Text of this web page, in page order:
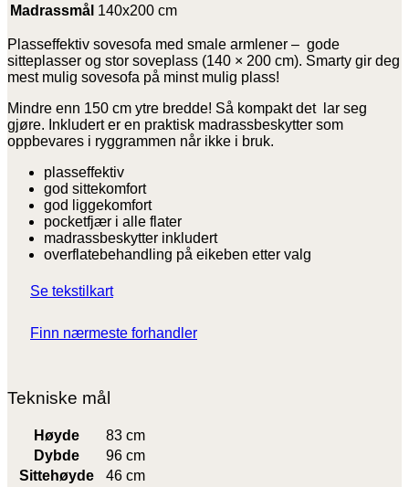
Madrassmål 140x200 cm
Plasseffektiv sovesofa med smale armlener – gode
sitteplasser og stor soveplass (140 × 200 cm). Smarty gir deg
mest mulig sovesofa på minst mulig plass!
Mindre enn 150 cm ytre bredde! Så kompakt det lar seg
gjøre. Inkludert er en praktisk madrassbeskytter som
oppbevares i ryggrammen når ikke i bruk.
plasseffektiv
god sittekomfort
god liggekomfort
pocketfjær i alle flater
madrassbeskytter inkludert
overflatebehandling på eikeben etter valg
Se tekstilkart
Finn nærmeste forhandler
Tekniske mål
Høyde
83 cm
Dybde
96 cm
Sittehøyde
46 cm